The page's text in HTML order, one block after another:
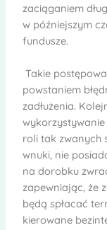
zaciąganiem
w późniejszym
fundusze.
Takie
powstaniem
zadłużenia.
roli tak zwanych
wnuki, nie
na dorobku
zapewniając, że
będą spłacać
kierowane